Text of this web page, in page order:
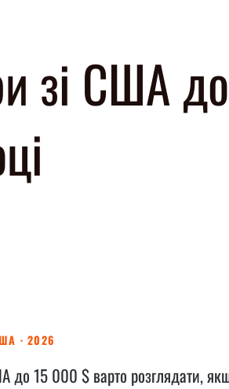
зі США
· 2026
до 15 000 $ варто розглядати,